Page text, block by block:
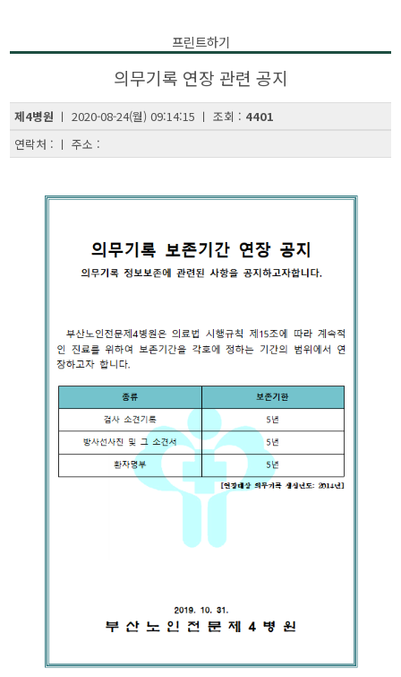
프린트하기
의무기록 연장 관련 공지
제4병원 ㅣ 2020-08-24(월) 09:14:15 ㅣ 조회 : 4401
연락처 : ㅣ 주소 :